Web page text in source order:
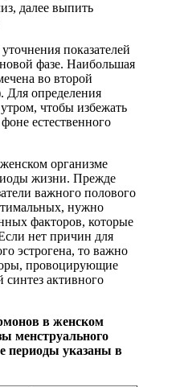
далее выпить
показателей
фазе. Наибольшая
во второй
Для определения
чтобы избежать
естественного
организме
жизни. Прежде
важного полового
нужно
факторов, которые
нет причин для
эстрогена, то важно
провоцирующие
активного
в женском
менструального
периоды указаны в